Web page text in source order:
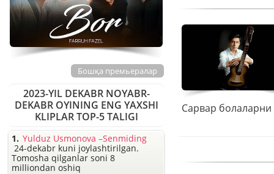
Бошқа премьералар
2023-YIL DEKABR NOYABR-
DEKABR OYINING ENG YAXSHI
KLIPLAR TOP-5 TALIGI
Yulduz Usmonova –Senmiding
24-dekabr kuni joylashtirilgan.
Tomosha qilganlar soni 8
milliondan oshiq